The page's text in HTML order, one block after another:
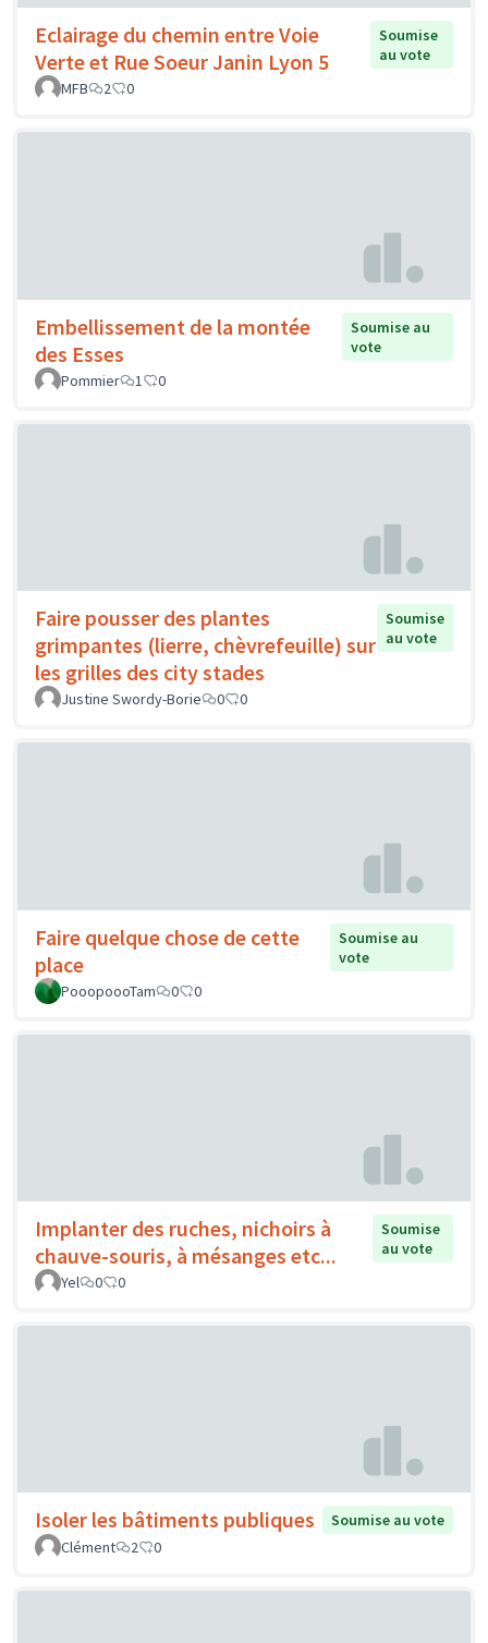
Eclairage du chemin entre Voie
Verte et Rue Soeur Janin Lyon 5
Soumise
au vote
MFB
2 0
Embellissement de la montée
des Esses
Soumise au
vote
Pommier
1 0
Faire pousser des plantes
grimpantes (lierre, chèvrefeuille) sur
les grilles des city stades
Soumise
au vote
Justine Swordy-Borie 0 0
Faire quelque chose de cette
place
Soumise au
vote
PooopoooTam
0 0
Implanter des ruches, nichoirs à
chauve-souris, à mésanges etc...
Soumise
au vote
Yel
0 0
Isoler les bâtiments publiques
Soumise au vote
Clément
2 0